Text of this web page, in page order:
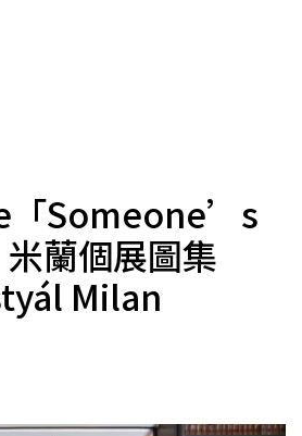
「Someone’s
蘭個展圖集
Milan